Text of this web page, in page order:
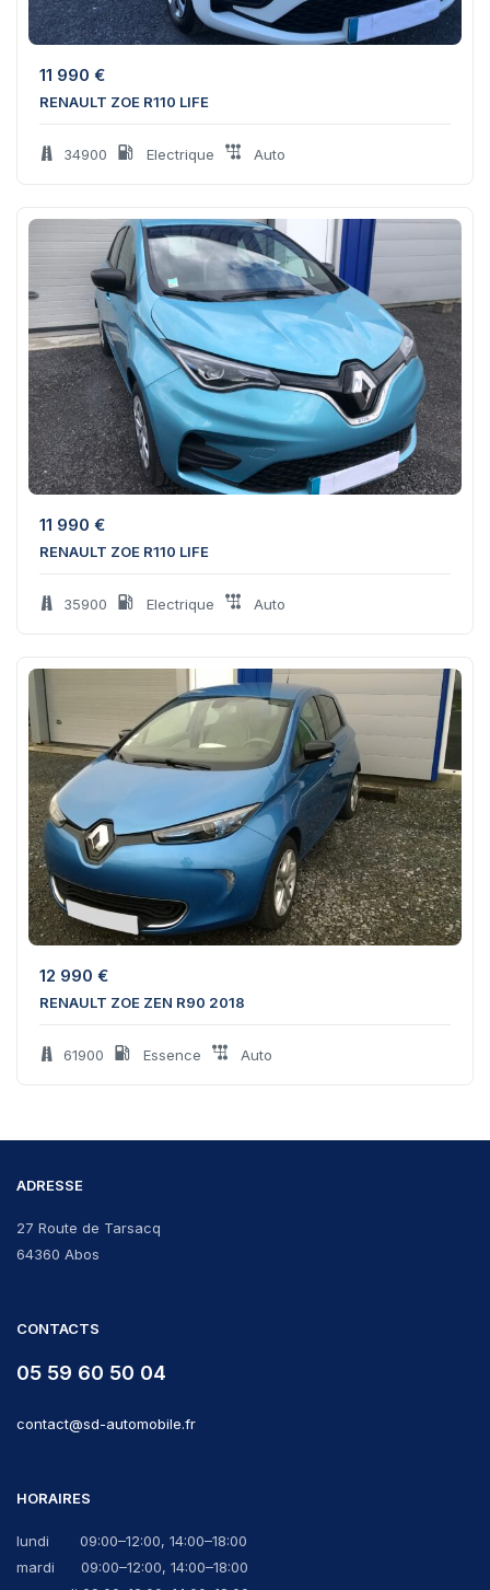
11 990 €
RENAULT ZOE R110 LIFE
34900 Electrique Auto
11 990 €
RENAULT ZOE R110 LIFE
35900 Electrique Auto
12 990 €
RENAULT ZOE ZEN R90 2018
61900 Essence Auto
ADRESSE
27 Route de Tarsacq
64360 Abos
CONTACTS
05 59 60 50 04
contact@sd-automobile.fr
HORAIRES
lundi 09:00–12:00, 14:00–18:00
mardi 09:00–12:00, 14:00–18:00